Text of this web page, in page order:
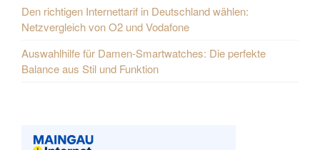
Den richtigen Internettarif in Deutschland wählen:
Netzvergleich von O2 und Vodafone
Auswahlhilfe für Damen-Smartwatches: Die perfekte
Balance aus Stil und Funktion